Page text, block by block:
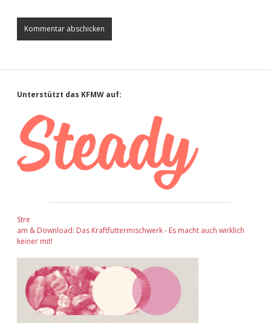
Sidebar
Unterstützt das KFMW auf:
Stre
am & Download: Das Kraftfuttermischwerk - Es macht auch wirklich
keiner mit!